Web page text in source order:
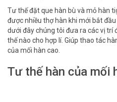
Tư thế đặt que hàn bù và mỏ hàn
được nhiều thợ hàn khi mới bắt
dưới đây chúng tôi đưa ra các vị trí
thế nào cho hợp lí. Giúp thao tác
của mối hàn cao.
Tư thế hàn của mối